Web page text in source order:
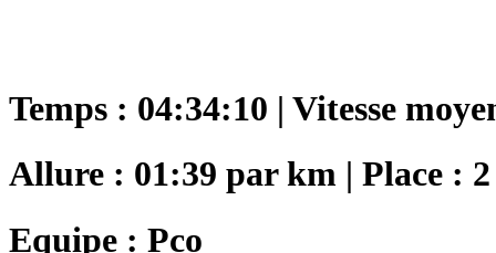
Temps : 04:34:10 | Vitesse
Allure : 01:39 par km | Place : 2
Equipe : Pco